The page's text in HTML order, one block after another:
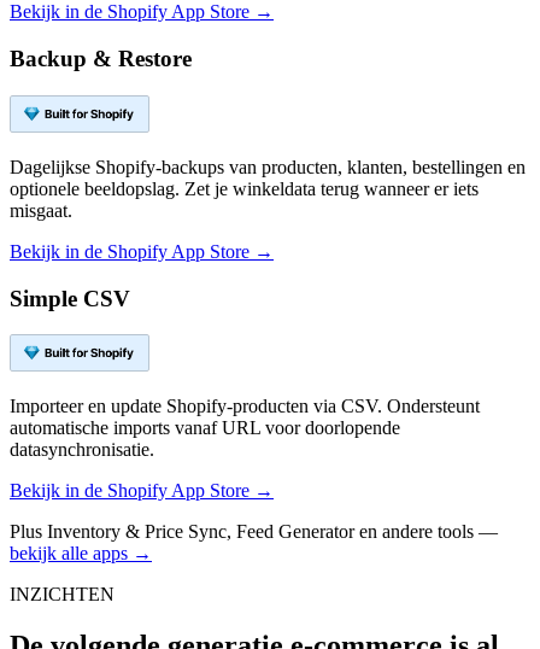
Bekijk in de Shopify App Store →
Backup & Restore
Dagelijkse Shopify-backups van producten, klanten, bestellingen en
optionele beeldopslag. Zet je winkeldata terug wanneer er iets
misgaat.
Bekijk in de Shopify App Store →
Simple CSV
Importeer en update Shopify-producten via CSV. Ondersteunt
automatische imports vanaf URL voor doorlopende
datasynchronisatie.
Bekijk in de Shopify App Store →
Plus Inventory & Price Sync, Feed Generator en andere tools —
bekijk alle apps →
INZICHTEN